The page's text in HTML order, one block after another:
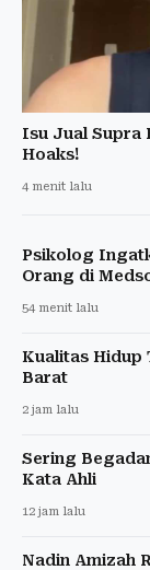
Isu Jual Supra
Hoaks!
4 menit lalu
Psikolog
Orang di
54 menit lalu
Kualitas Hidup
Barat
2 jam lalu
Sering
Kata Ahli
12 jam lalu
Nadin Amizah